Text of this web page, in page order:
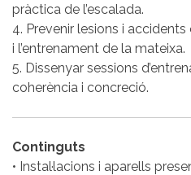
pràctica de l’escalada.
4. Prevenir lesions i
i l’entrenament de la mateixa.
5. Dissenyar sessions
coherència i concreció.
Continguts
• Instal·lacions i aparells